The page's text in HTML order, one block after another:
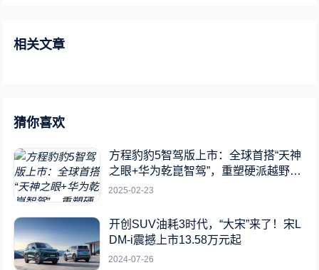
相关文章
猜你喜欢
方程豹豹5智驾版上市：全球首搭“天神
之眼+华为乾崑智驾”，重塑硬派越野新
标杆
2025-02-23
开创SUV油耗3时代，“大宋”来了！宋L
DM-i震撼上市13.58万元起
2024-07-26